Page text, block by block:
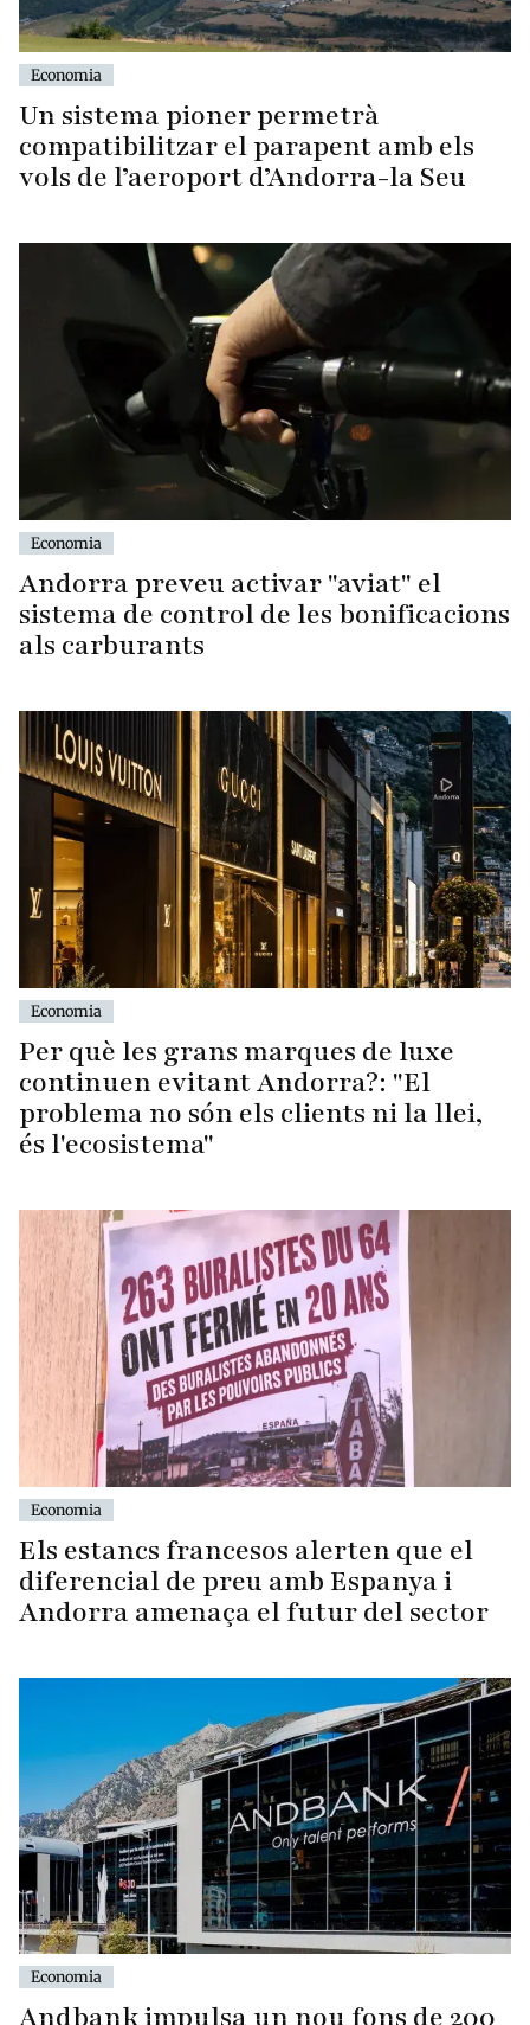
Economia
Un sistema pioner permetrà
compatibilitzar el parapent amb els
vols de l’aeroport d’Andorra-la Seu
Economia
Andorra preveu activar "aviat" el
sistema de control de les bonificacions
als carburants
Economia
Per què les grans marques de luxe
continuen evitant Andorra?: "El
problema no són els clients ni la llei,
és l'ecosistema"
Economia
Els estancs francesos alerten que el
diferencial de preu amb Espanya i
Andorra amenaça el futur del sector
Economia
Andbank impulsa un nou fons de 200